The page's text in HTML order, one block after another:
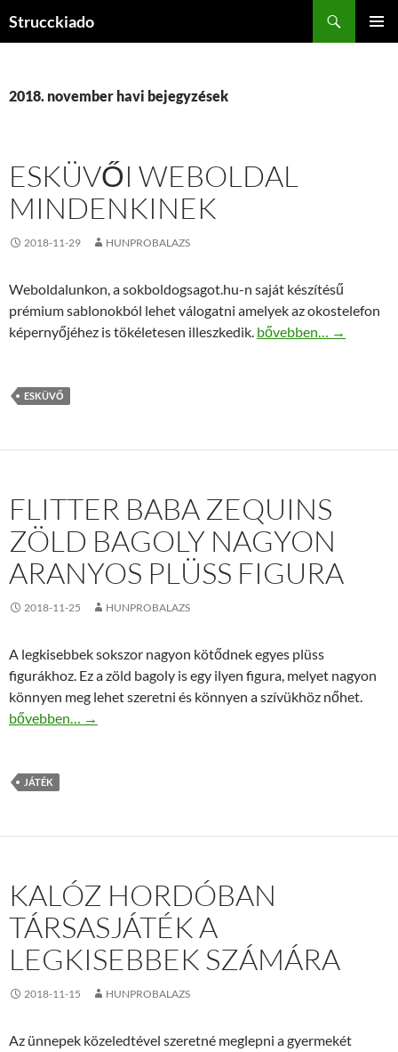
Strucckiado
2018. november havi bejegyzések
ESKÜVŐI WEBOLDAL
MINDENKINEK
2018-11-29 HUNPROBALAZS
Weboldalunkon, a sokboldogsagot.hu-n saját készítésű
prémium sablonokból lehet válogatni amelyek az okostelefon
képernyőjéhez is tökéletesen illeszkedik. Esküvői weboldal
bővebben… →
ESKÜVŐ
FLITTER BABA ZEQUINS
ZÖLD BAGOLY NAGYON
ARANYOS PLÜSS FIGURA
2018-11-25 HUNPROBALAZS
A legkisebbek sokszor nagyon kötődnek egyes plüss
figurákhoz. Ez a zöld bagoly is egy ilyen figura, melyet nagyon
könnyen meg lehet szeretni és könnyen a szívükhöz nőhet.
Flitter baba Zequins zöld bagoly nagyon aranyos plüss figura
bővebben… →
JÁTÉK
KALÓZ HORDÓBAN
TÁRSASJÁTÉK A
LEGKISEBBEK SZÁMÁRA
2018-11-15 HUNPROBALAZS
Az ünnepek közeledtével szeretné meglepni a gyermekét